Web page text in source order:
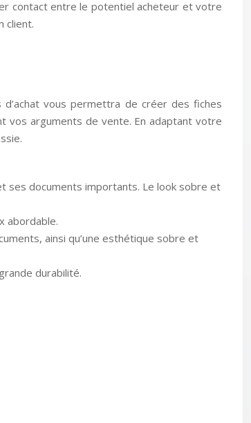
contact entre le potentiel acheteur et votre
client.
vous permettra de créer des fiches
vos arguments de vente. En adaptant votre
ses documents importants. Le look sobre et
abordable.
ainsi qu’une esthétique sobre et
durabilité.